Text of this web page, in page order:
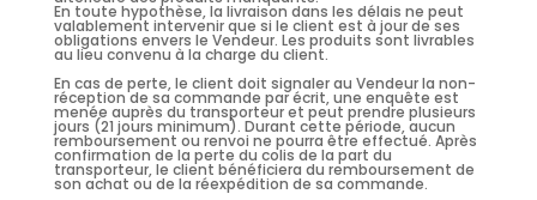
En toute hypothèse, la livraison dans les délais ne peut
valablement intervenir que si le client est à jour de ses
obligations envers le Vendeur. Les produits sont livrables
au lieu convenu à la charge du client.
En cas de perte, le client doit signaler au Vendeur la non-
réception de sa commande par écrit, une enquête est
menée auprès du transporteur et peut prendre plusieurs
jours (21 jours minimum). Durant cette période, aucun
remboursement ou renvoi ne pourra être effectué. Après
confirmation de la perte du colis de la part du
transporteur, le client bénéficiera du remboursement de
son achat ou de la réexpédition de sa commande.